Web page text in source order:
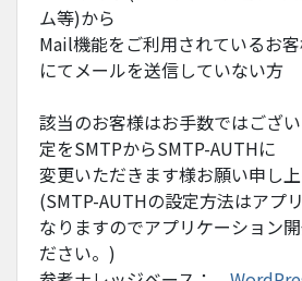
ム等)から
Mail機能をご利用されているお
にてメールを送信していない方
該当のお客様はお手数ではござ
定をSMTPからSMTP-AUTHに
変更いただきます様お願い申し上
(SMTP-AUTHの設定方法はアプ
なりますのでアプリケーション
ださい。)